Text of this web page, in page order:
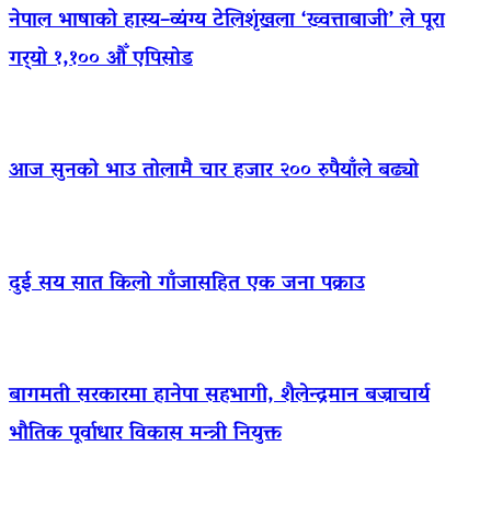
नेपाल भाषाको हास्य–व्यंग्य टेलिशृंखला ‘ख्वत्ताबाजी’ ले पूरा
गर्‍यो १,१०० औँ एपिसोड
आज सुनको भाउ तोलामै चार हजार २०० रुपैयाँले बढ्यो
दुई सय सात किलो गाँजासहित एक जना पक्राउ
बागमती सरकारमा हानेपा सहभागी, शैलेन्द्रमान बज्राचार्य
भौतिक पूर्वाधार विकास मन्त्री नियुक्त